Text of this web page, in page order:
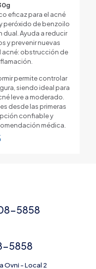
eficaz para el acné
peróxido de benzoilo
Ayuda a reducir
y prevenir nuevas
acné: obstrucción de
permite controlar
siendo ideal para
leve a moderado.
desde las primeras
confiable y
médica.
5858
5858
Ovni - Local 2